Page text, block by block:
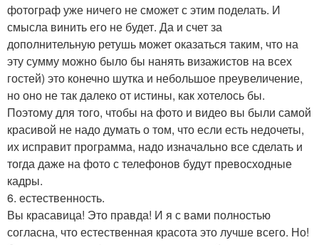
фотограф уже ничего не сможет с этим поделать. И
смысла винить его не будет. Да и счет за
дополнительную ретушь может оказаться таким, что на
эту сумму можно было бы нанять визажистов на всех
гостей) это конечно шутка и небольшое преувеличение,
но оно не так далеко от истины, как хотелось бы.
Поэтому для того, чтобы на фото и видео вы были самой
красивой не надо думать о том, что если есть недочеты,
их исправит программа, надо изначально все сделать и
тогда даже на фото с телефонов будут превосходные
кадры.
6. естественность.
Вы красавица! Это правда! И я с вами полностью
согласна, что естественная красота это лучше всего. Но!